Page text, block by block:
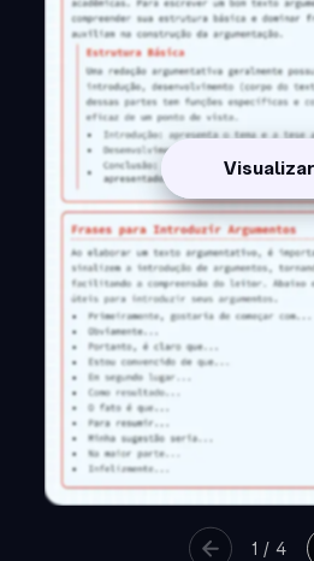
Visualizar
1 /4